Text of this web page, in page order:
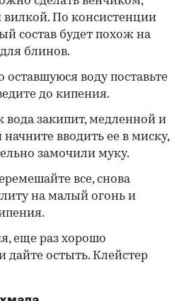
По консистенции
состав будет похож на
блинов.
воду поставьте
до кипения.
вода закипит, медленной и
начните вводить ее в миску,
замочили муку.
все, снова
на малый огонь и
еще раз хорошо
дайте остыть. Клейстер